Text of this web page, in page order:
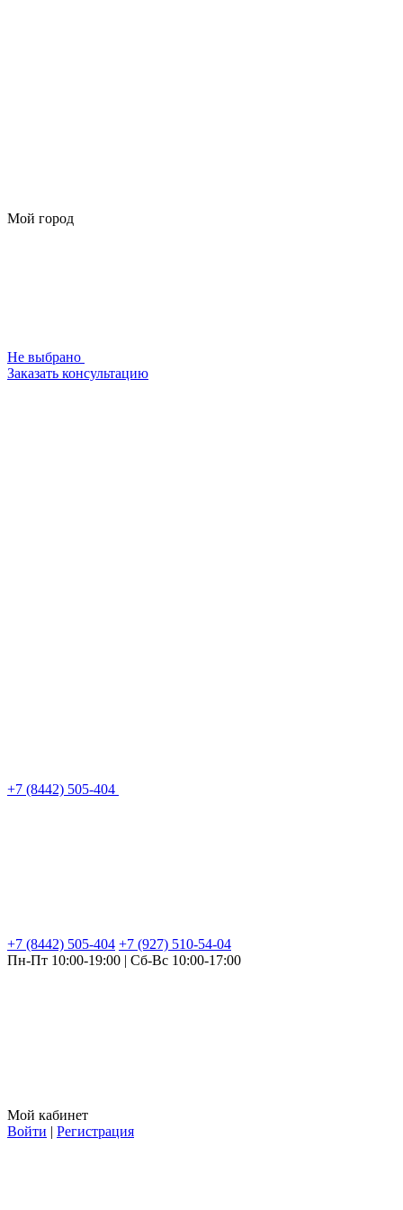
Мой город
Не выбрано
Заказать консультацию
+7 (8442) 505-404
+7 (8442) 505-404 +7 (927) 510-54-04
Пн-Пт 10:00-19:00 | Сб-Вс 10:00-17:00
Мой кабинет
Войти | Регистрация